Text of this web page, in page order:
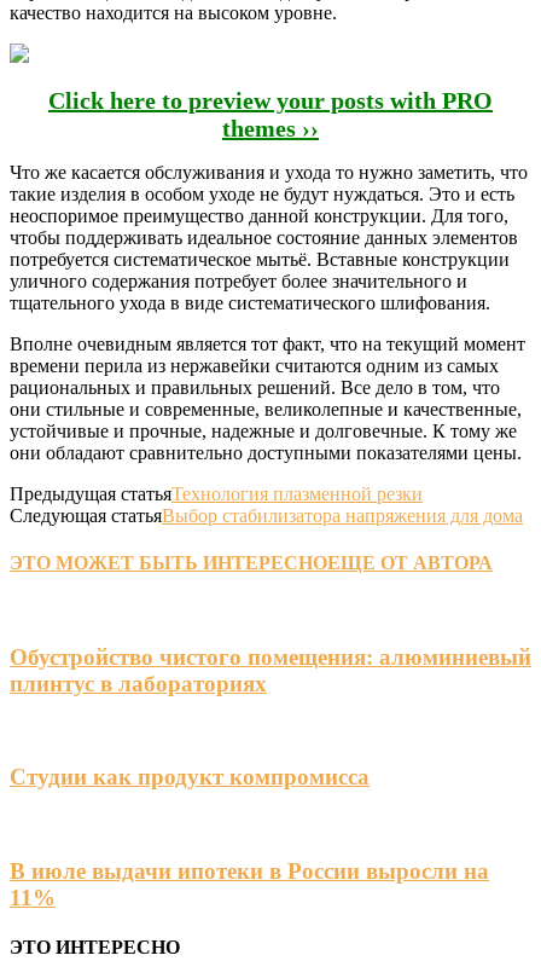
качество находится на высоком уровне.
Click here to preview your posts with PRO
themes ››
Что же касается обслуживания и ухода то нужно заметить, что
такие изделия в особом уходе не будут нуждаться. Это и есть
неоспоримое преимущество данной конструкции. Для того,
чтобы поддерживать идеальное состояние данных элементов
потребуется систематическое мытьё. Вставные конструкции
уличного содержания потребует более значительного и
тщательного ухода в виде систематического шлифования.
Вполне очевидным является тот факт, что на текущий момент
времени перила из нержавейки считаются одним из самых
рациональных и правильных решений. Все дело в том, что
они стильные и современные, великолепные и качественные,
устойчивые и прочные, надежные и долговечные. К тому же
они обладают сравнительно доступными показателями цены.
Предыдущая статьяТехнология плазменной резки
Следующая статьяВыбор стабилизатора напряжения для дома
ЭТО МОЖЕТ БЫТЬ ИНТЕРЕСНОЕЩЕ ОТ АВТОРА
Обустройство чистого помещения: алюминиевый
плинтус в лабораториях
Студии как продукт компромисса
В июле выдачи ипотеки в России выросли на
11%
ЭТО ИНТЕРЕСНО